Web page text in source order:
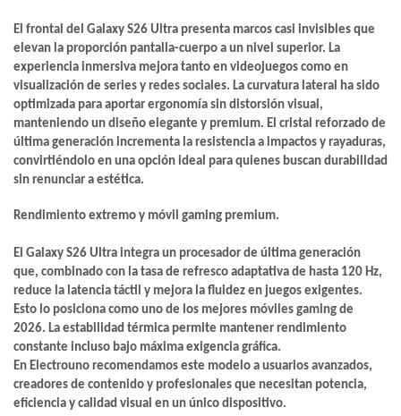
El frontal del Galaxy S26 Ultra presenta marcos casi invisibles que
elevan la proporción pantalla-cuerpo a un nivel superior. La
experiencia inmersiva mejora tanto en videojuegos como en
visualización de series y redes sociales. La curvatura lateral ha sido
optimizada para aportar ergonomía sin distorsión visual,
manteniendo un diseño elegante y premium. El cristal reforzado de
última generación incrementa la resistencia a impactos y rayaduras,
convirtiéndolo en una opción ideal para quienes buscan durabilidad
sin renunciar a estética.
Rendimiento extremo y móvil gaming premium.
El Galaxy S26 Ultra integra un procesador de última generación
que, combinado con la tasa de refresco adaptativa de hasta 120 Hz,
reduce la latencia táctil y mejora la fluidez en juegos exigentes.
Esto lo posiciona como uno de los mejores móviles gaming de
2026. La estabilidad térmica permite mantener rendimiento
constante incluso bajo máxima exigencia gráfica.
En Electrouno recomendamos este modelo a usuarios avanzados,
creadores de contenido y profesionales que necesitan potencia,
eficiencia y calidad visual en un único dispositivo.